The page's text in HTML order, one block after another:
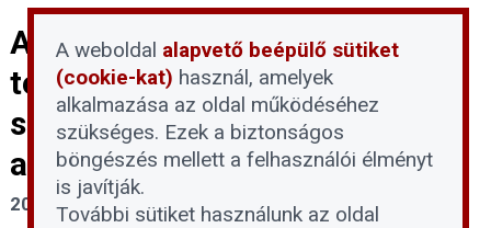
A devizahiteles eljárások
tervezett felfüggesztése:
segítség vagy újabb akadály az
adósoknak?
2026. június 1.
A weboldal alapvető beépülő sütiket
(cookie-kat) használ, amelyek
alkalmazása az oldal működéséhez
szükséges. Ezek a biztonságos
böngészés mellett a felhasználói élményt
is javítják.
További sütiket használunk az oldal